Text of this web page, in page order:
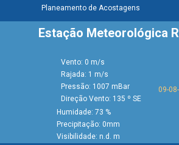
Planeamento de Acostagens
Estação Meteorológica
Vento: 0 m/s
Rajada: 1 m/s
Pressão: 1007 mBar
Direção Vento: 135 º SE
Humidade: 73 %
Precipitação: 0mm
Visibilidade: n.d. m
09-